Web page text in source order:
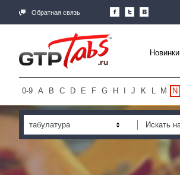
Обратная связь
Новинки
0-9 A B C D E F G H J K L M N
табулатура